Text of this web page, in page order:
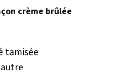
crème brûlée
tamisée